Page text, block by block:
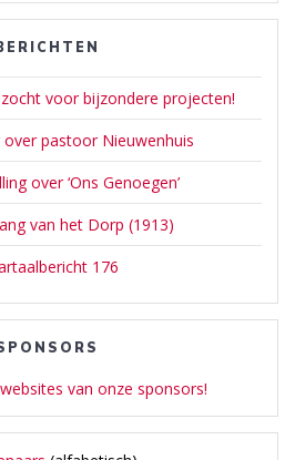
voor bijzondere projecten!
pastoor Nieuwenhuis
over ‘Ons Genoegen’
van het Dorp (1913)
176
van onze sponsors!